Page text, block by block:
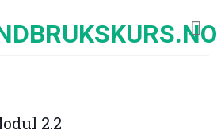
2.2